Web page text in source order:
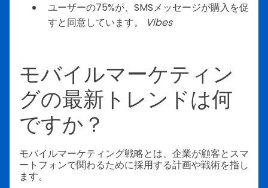
ユーザーの75%が、SMSメッセージが購入を促
すと同意しています。
Vibes
モバイルマーケティン
グの最新トレンドは何
ですか？
モバイルマーケティング戦略とは、企業が顧客とスマ
ートフォンで関わるために採用する計画や戦術を指し
ます。